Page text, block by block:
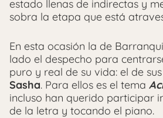
estado llenas de indirectas y
sobra la etapa que está
En esta ocasión la de
lado el despecho para
puro y real de su vida: el de
Sasha. Para ellos es el tema
incluso han querido participar
de la letra y tocando el piano.